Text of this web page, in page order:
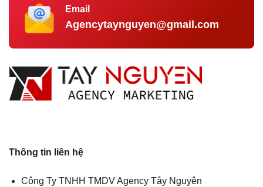
Email
Agencytaynguyen@gmail.com
Thông tin liên hệ
Công Ty TNHH TMDV Agency Tây Nguyên